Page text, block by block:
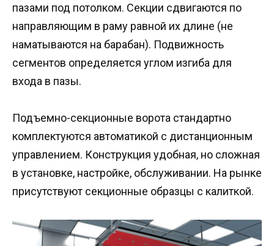
пазами под потолком. Секции сдвигаются по
направляющим в раму равной их длине (не
наматываются на барабан). Подвижность
сегментов определяется углом изгиба для
входа в пазы.
Подъемно-секционные ворота стандартно
комплектуются автоматикой с дистанционным
управлением. Конструкция удобная, но сложная
в установке, настройке, обслуживании. На рынке
присутствуют секционные образцы с калиткой.